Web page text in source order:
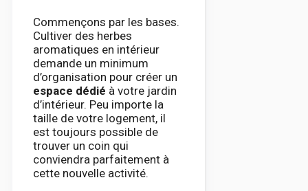
Commençons par les bases.
Cultiver des herbes
aromatiques en intérieur
demande un minimum
d’organisation pour créer un
espace dédié à votre jardin
d’intérieur. Peu importe la
taille de votre logement, il
est toujours possible de
trouver un coin qui
conviendra parfaitement à
cette nouvelle activité.